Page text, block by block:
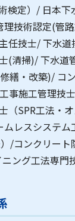
検定）/ 日本下
技術認定(管
任技士/ 下水道
(清掃)/ 下水道
繕・改築)/ コ
事施工管理技
（SPR工法・
ムレスシステム
/コンクリート
ング工法専門